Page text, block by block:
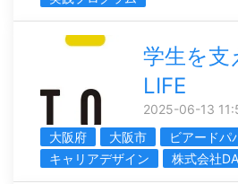
学生を支
LIFE
2025-06-13
大阪府
大阪市
ビアードパ
キャリアデザイン
株式会社